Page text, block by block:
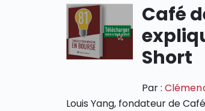
Café
Short
Par :
Louis Yang, fondateur de